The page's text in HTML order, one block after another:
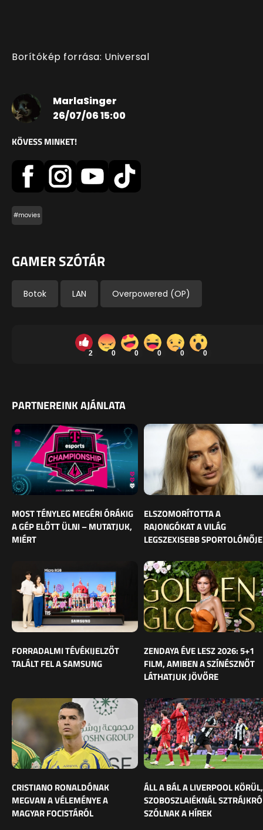
Borítókép forrása: Universal
MarlaSinger
26/07/06 15:00
KÖVESS MINKET!
#movies
GAMER SZÓTÁR
Botok LAN Overpowered (OP)
2 0 0 0 0 0
PARTNEREINK AJÁNLATA
MOST TÉNYLEG MEGÉRI ÓRÁKIG
A GÉP ELŐTT ÜLNI – MUTATJUK,
MIÉRT
ELSZOMORÍTOTTA A
RAJONGÓKAT A VILÁG
LEGSZEXISEBB SPORTOLÓNŐJE
FORRADALMI TÉVÉKIJELZŐT
TALÁLT FEL A SAMSUNG
ZENDAYA ÉVE LESZ 2026: 5+1
FILM, AMIBEN A SZÍNÉSZNŐT
LÁTHATJUK JÖVŐRE
CRISTIANO RONALDÓNAK
MEGVAN A VÉLEMÉNYE A
MAGYAR FOCISTÁRÓL
ÁLL A BÁL A LIVERPOOL KÖRÜL,
SZOBOSZLAIÉKNÁL
SZÓLNAK A HÍREK